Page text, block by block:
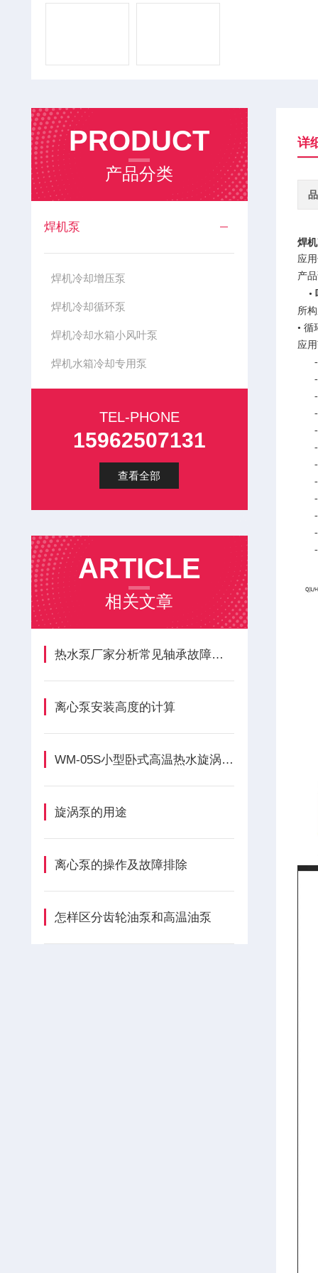
PRODUCT
产品分类
焊机泵
焊机冷却增压泵
焊机冷却循环泵
焊机冷却水箱小风叶泵
焊机水箱冷却专用泵
TEL-PHONE
15962507131
查看全部
ARTICLE
相关文章
热水泵厂家分析常见轴承故障原因
离心泵安装高度的计算
WM-05S小型卧式高温热水旋涡泵的常见故障处理方法
旋涡泵的用途
离心泵的操作及故障排除
怎样区分齿轮油泵和高温油泵
详
焊
应
产
•
所
• 循
应
-
-
-
-
-
-
-
-
-
-
-
-